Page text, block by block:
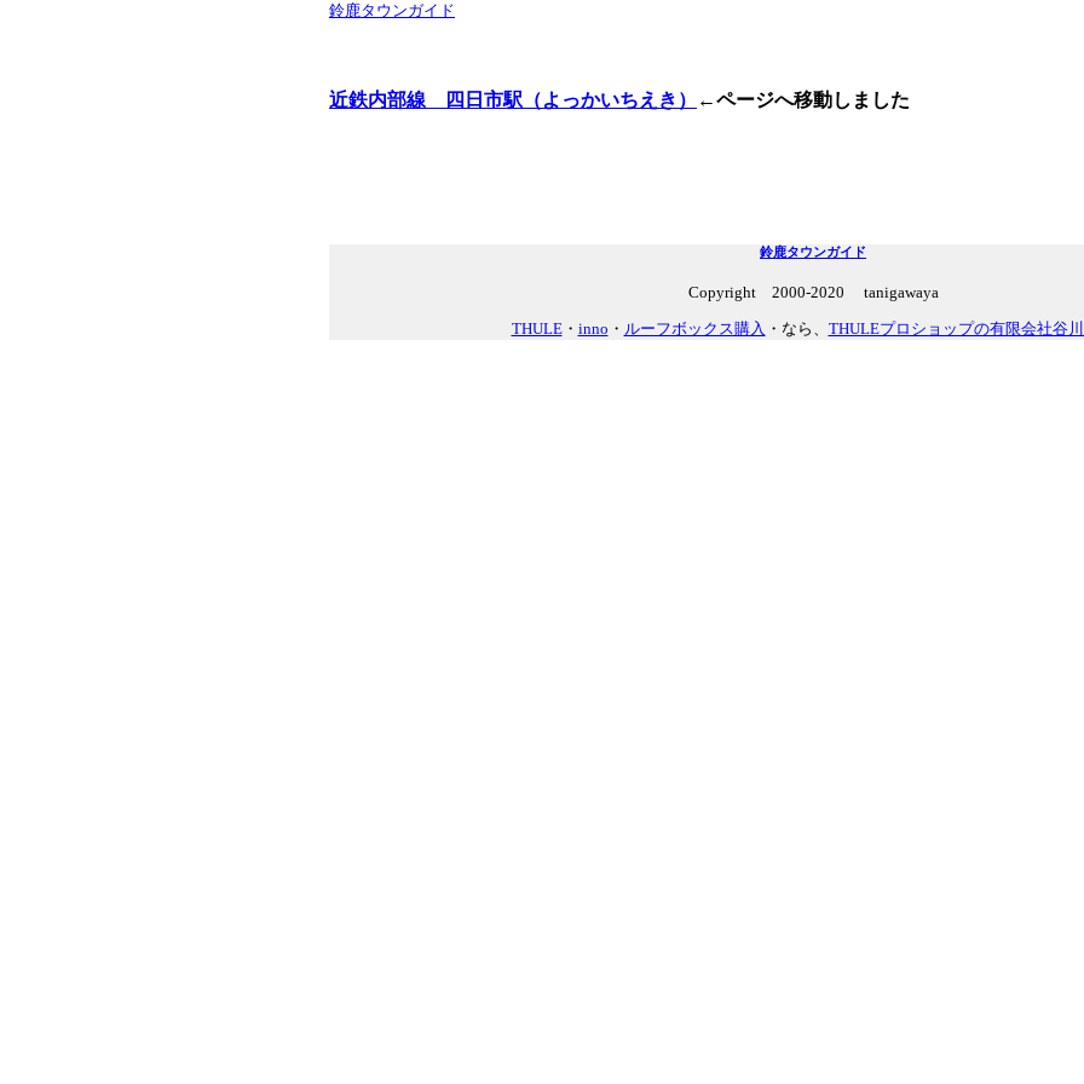
鈴鹿タウンガイド
近鉄内部線 四日市駅（よっかいちえき） ←ページへ移動しました
鈴鹿タウンガイド
Copyright 2000-2020 tanigawaya
THULE・ inno ・ ルーフボックス購入 ・なら、 THULEプロショップの有限会社谷